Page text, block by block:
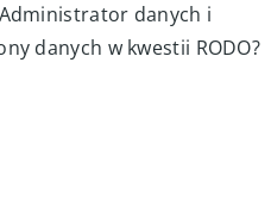
czy Unstable: którą